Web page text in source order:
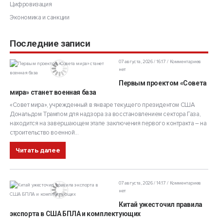
Цифровизация
Экономика и санкции
Последние записи
07 августа, 2026 / 16:17
Комментариев
нет
Первым проектом «Совета
мира» станет военная база
«Совет мира», учрежденный в январе текущего президентом США
Дональдом Трампом для надзора за восстановлением сектора Газа,
находится на завершающем этапе заключения первого контракта – на
строительство военной...
Читать далее
07 августа, 2026 / 14:17
Комментариев
нет
Китай ужесточил правила
экспорта в США БПЛА и комплектующих